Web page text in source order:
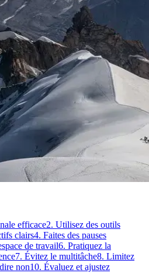
efficace2. Utilisez des outils
clairs4. Faites des pauses
de travail6. Pratiquez la
7. Évitez le multitâche8. Limitez
non10. Évaluez et ajustez